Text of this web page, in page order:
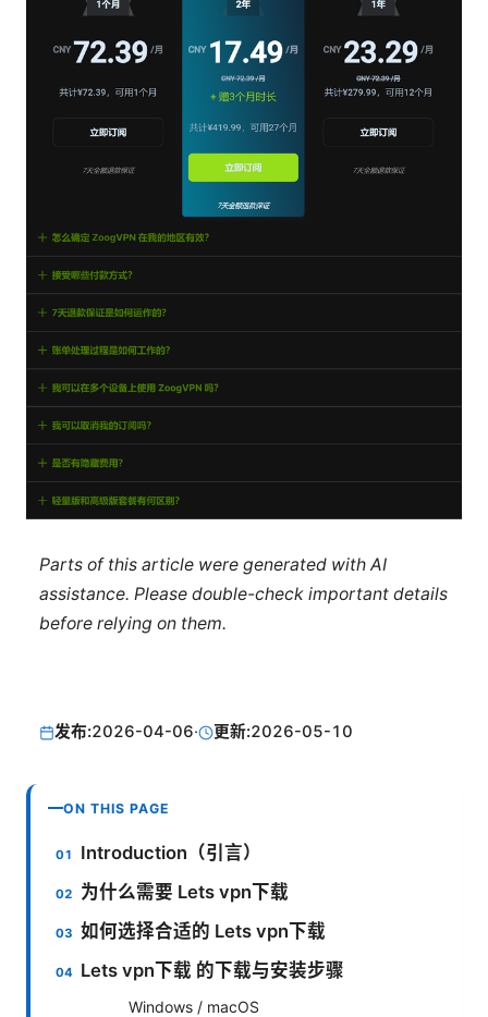
Parts of this article were generated with AI
assistance. Please double-check important details
before relying on them.
发布:2026-04-06· 更新:2026-05-10
ON THIS PAGE
Introduction（引言）
为什么需要 Lets vpn下载
如何选择合适的 Lets vpn下载
Lets vpn下载 的下载与安装步骤
Windows / macOS